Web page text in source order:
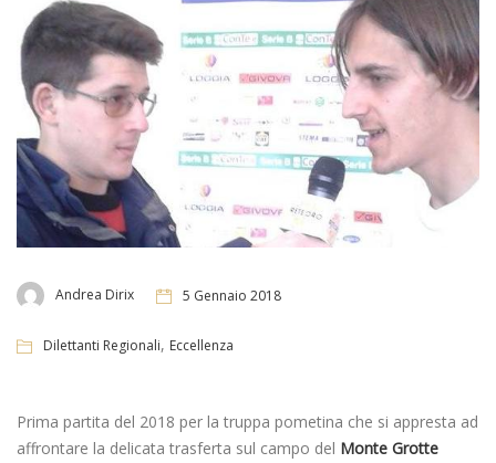
Andrea Dirix 5 Gennaio 2018
Dilettanti Regionali, Eccellenza
Prima partita del 2018 per la truppa pometina che si appresta ad
affrontare la delicata trasferta sul campo del Monte Grotte